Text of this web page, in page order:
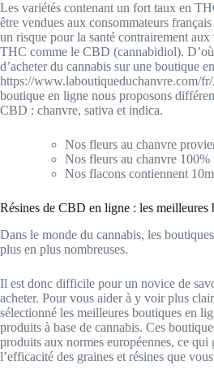
Les variétés contenant un fort taux en
être vendues aux consommateurs
un risque pour la santé contrairement aux
THC comme le CBD (cannabidiol).
d’acheter du cannabis sur une boutique
https://www.laboutiqueduchanvre.com/
boutique en ligne nous proposons
CBD : chanvre, sativa et indica.
Nos fleurs au chanvre
Nos fleurs au chanvre 100%
Nos flacons contiennent
Résines de CBD en ligne : les meilleures
Dans le monde du cannabis, les
plus en plus nombreuses.
Il est donc difficile pour un novice de
acheter. Pour vous aider à y voir plus
sélectionné les meilleures boutiques en
produits à base de cannabis. Ces
produits aux normes européennes, ce qui
l’efficacité des graines et résines que